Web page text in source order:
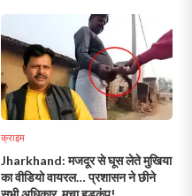
क्राइम
Jharkhand: मजदूर से घूस लेते मुखिया
का वीडियो वायरल… प्रशासन ने छीने